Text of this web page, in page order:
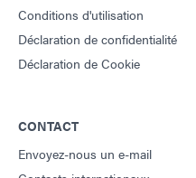
Conditions d'utilisation
Déclaration de confidentialité
Déclaration de Cookie
CONTACT
Envoyez-nous un e-mail